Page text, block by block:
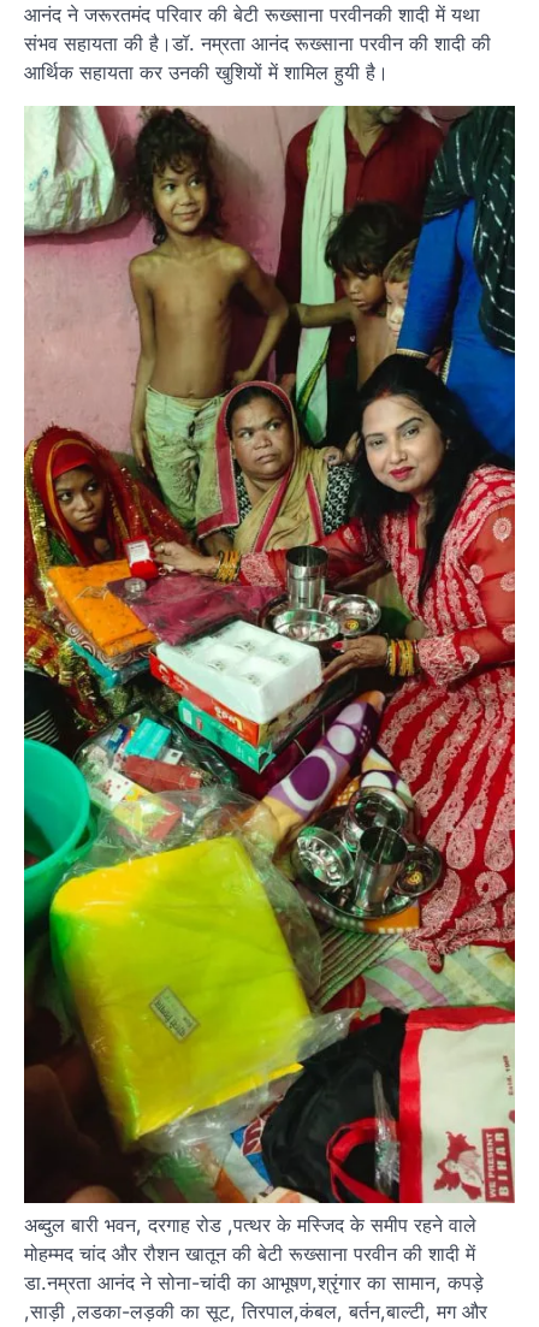
आनंद ने जरूरतमंद परिवार की बेटी रूख्साना परवीनकी शादी में यथा
संभव सहायता की है।डॉ. नम्रता आनंद रूख्साना परवीन की शादी की
आर्थिक सहायता कर उनकी खुशियों में शामिल हुयी है।
अब्दुल बारी भवन, दरगाह रोड ,पत्थर के मस्जिद के समीप रहने वाले
मोहम्मद चांद और रौशन खातून की बेटी रूख्साना परवीन की शादी में
डा.नम्रता आनंद ने सोना-चांदी का आभूषण,श्रृंगार का सामान, कपड़े
,साड़ी ,लडका-लड़की का सूट, तिरपाल,कंबल, बर्तन,बाल्टी, मग और